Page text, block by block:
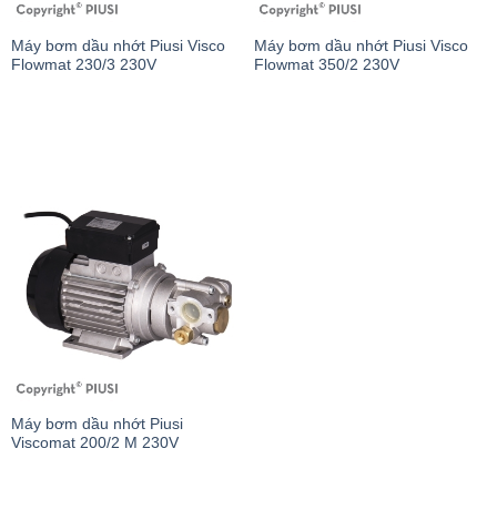
Máy bơm dầu nhớt Piusi Visco
Flowmat 230/3 230V
Máy bơm dầu nhớt Piusi Visco
Flowmat 350/2 230V
Máy bơm dầu nhớt Piusi
Viscomat 200/2 M 230V